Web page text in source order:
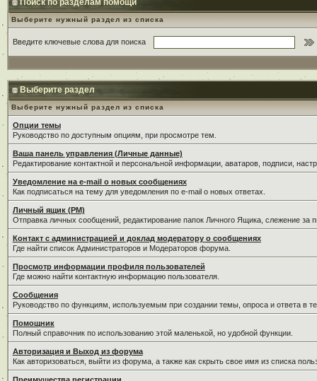
Выберите нужный раздел из списка
Введите ключевые слова для поиска
Выберите раздел
Выберите нужный раздел из списка
Опции темы
Руководство по доступным опциям, при просмотре тем.
Ваша панель управления (Личные данные)
Редактирование контактной и персональной информации, аватаров, подписи,
Уведомление на e-mail о новых сообщениях
Как подписаться на тему для уведомления по e-mail о новых ответах.
Личный ящик (PM)
Отправка личных сообщений, редактирование папок Личного Ящика, слежение
Контакт с администрацией и доклад модератору о сообщениях
Где найти список Администраторов и Модераторов форума.
Просмотр информации профиля пользователей
Где можно найти контактную информацию пользователя.
Сообщения
Руководство по функциям, используемым при создании темы, опроса и ответа в
Помощник
Полный справочник по использованию этой маленькой, но удобной функции.
Авторизация и Выход из форума
Как авторизоваться, выйти из форума, а также как скрыть свое имя из списка